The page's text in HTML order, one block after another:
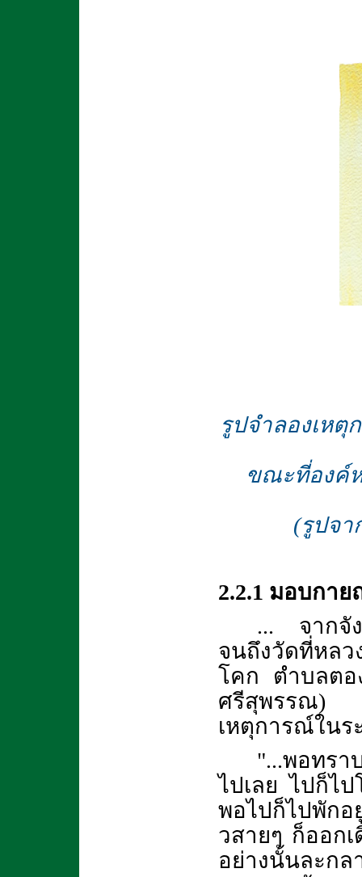
รูปจำลองเห
ขณะที่องค์ห
(รูปจ
2.2.1 มอบกา
... จากจั
จนถึงวัดที่หล
โคก ตำบลตอ
ศรีสุพรรณ)
เหตุการณ์ในร
"...พอทร
ไปเลย ไปก็ไ
พอไปก็ไปพัก
วสายๆ ก็ออก
อย่างนั้นละก